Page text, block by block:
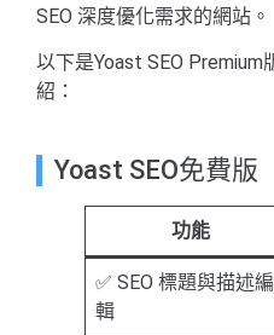
SEO 深度優化需求的網站。
以下是Yoast SEO
紹：
Yoast SEO免費版
功能
✅ SEO 標題與描述編
輯